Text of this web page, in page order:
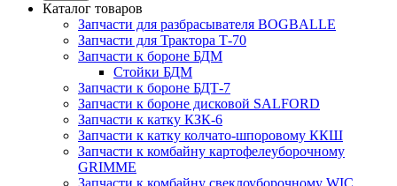
Каталог товаров
Запчасти для разбрасывателя BOGBALLE
Запчасти для Трактора Т-70
Запчасти к бороне БДМ
Стойки БДМ
Запчасти к бороне БДТ-7
Запчасти к бороне дисковой SALFORD
Запчасти к катку КЗК-6
Запчасти к катку колчато-шпоровому ККШ
Запчасти к комбайну картофелеуборочному
GRIMME